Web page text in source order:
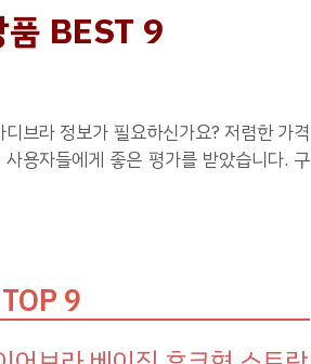
BEST 9
브라 정보가 필요하신가요? 저렴한 가격
용자들에게 좋은 평가를 받았습니다. 구
9